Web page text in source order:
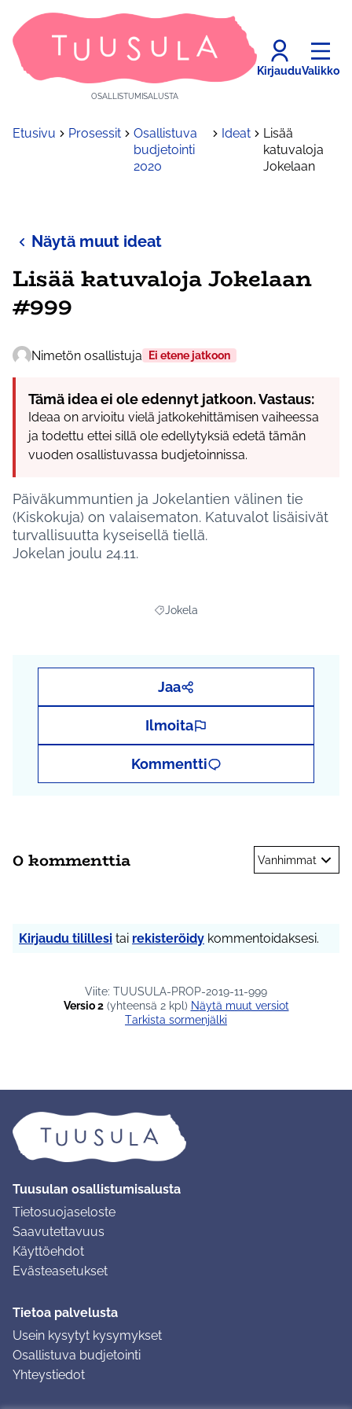
OSALLISTUMISALUSTA
KirjauduValikko
Etusivu Prosessit
Osallistuva
budjetointi
2020
Ideat
Lisää
katuvaloja
Jokelaan
Näytä muut ideat
Lisää katuvaloja Jokelaan
#999
Nimetön osallistuja Ei etene jatkoon
Tämä idea ei ole edennyt jatkoon. Vastaus:
Ideaa on arvioitu vielä jatkokehittämisen vaiheessa
ja todettu ettei sillä ole edellytyksiä edetä tämän
vuoden osallistuvassa budjetoinnissa.
Päiväkummuntien ja Jokelantien välinen tie
(Kiskokuja) on valaisematon. Katuvalot lisäisivät
turvallisuutta kyseisellä tiellä.
Jokelan joulu 24.11.
Rajaa tulokset aihepiirin mukaan:
Jokela
Jaa
Ilmoita
Kommentti
0 kommenttia Vanhimmat
Kirjaudu tilillesi tai rekisteröidy kommentoidaksesi.
Viite: TUUSULA-PROP-2019-11-999
Versio 2(yhteensä 2 kpl)
näytä muut versiot
Tarkista sormenjälki
Tuusulan osallistumisalusta
Tietosuojaseloste
Saavutettavuus
Käyttöehdot
Evästeasetukset
Tietoa palvelusta
Usein kysytyt kysymykset
Osallistuva budjetointi
Yhteystiedot